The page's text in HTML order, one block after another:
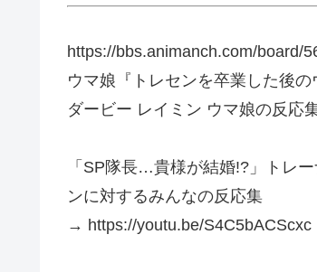
https://bbs.animanch.com/board/
ウマ娘『トレセンを卒業した後
ダービー レイミン ウマ娘の反応
「SP隊長…貴様が結婚!?」トレ
ンに対するみんなの反応集
→ https://youtu.be/S4C5bACScxc